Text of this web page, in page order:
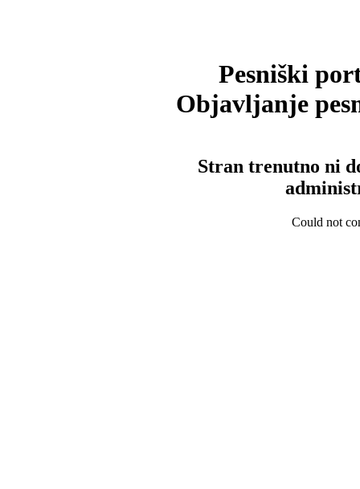
Pesniški
Objavljanje
Stran trenutno ni
Could not